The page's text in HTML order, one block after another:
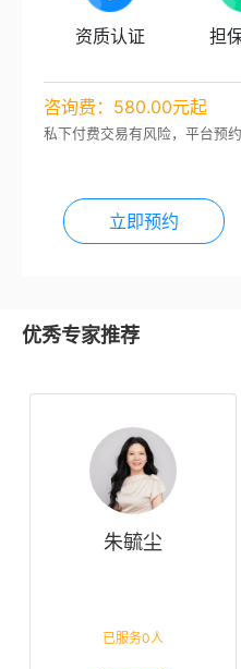
资质认证 担
咨询费：580.00元起
私下付费交易有风险，平台预
立即预约
优秀专家推荐
朱毓尘
已服务0人